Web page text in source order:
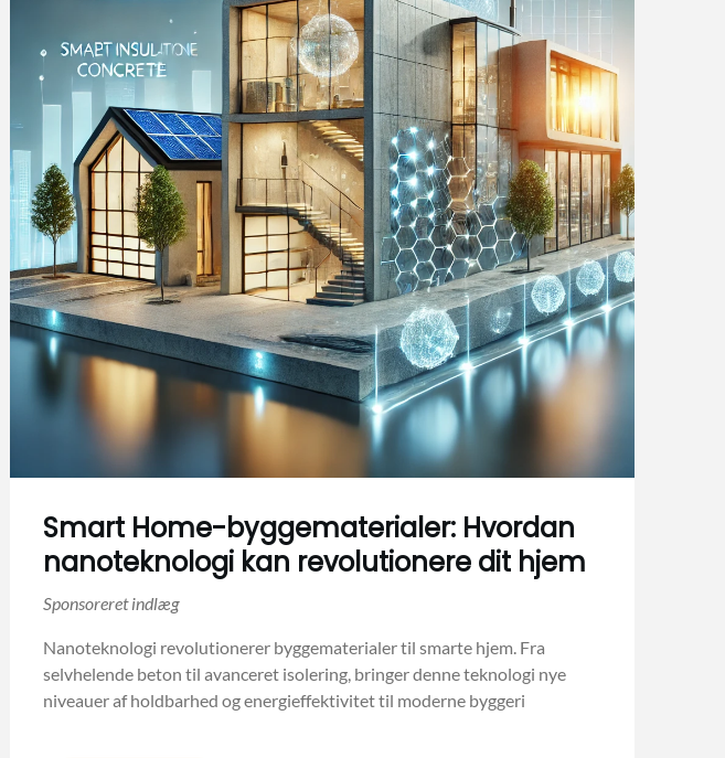
Smart Home-byggematerialer: Hvordan
nanoteknologi kan revolutionere dit hjem
Nanoteknologi revolutionerer byggematerialer til smarte hjem. Fra
selvhelende beton til avanceret isolering, bringer denne teknologi nye
niveauer af holdbarhed og energieffektivitet til moderne byggeri